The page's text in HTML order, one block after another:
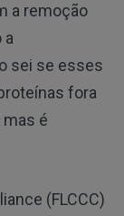
a remoção
a
sei se esses
fora
mas é
(FLCCC)